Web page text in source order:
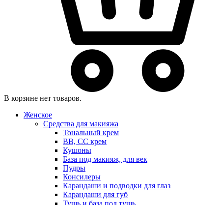
В корзине нет товаров.
Женское
Средства для макияжа
Тональный крем
BB, CC крем
Кушоны
База под макияж, для век
Пудры
Консилеры
Карандаши и подводки для глаз
Карандаши для губ
Тушь и база под тушь